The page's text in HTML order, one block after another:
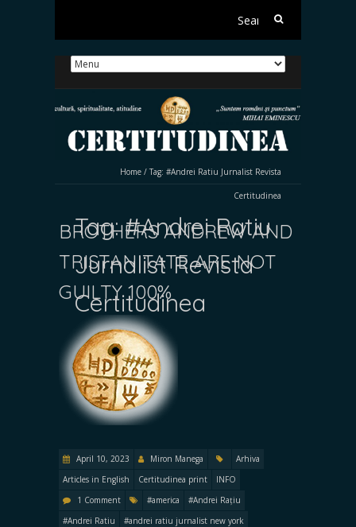
Search
Home / Tag: #Andrei Ratiu Jurnalist Revista
Certitudinea
Tag:#Andrei Ratiu
Jurnalist Revista
Certitudinea
BROTHERS ANDREW AND
TRISTAN TATE ARE NOT
GUILTY 100%
April 10, 2023 Miron Manega
Arhiva
Articles in English
Certitudinea print
INFO
1 Comment
#america
#Andrei Rațiu
#Andrei Ratiu
#andrei ratiu jurnalist new york